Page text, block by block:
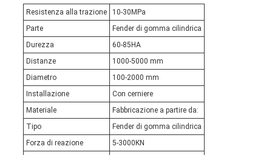
Resistenza alla trazione
10-30MPa
Parte
Fender di gomma cilindrica
Durezza
60-85HA
Distanze
1000-5000 mm
Diametro
100-2000 mm
Installazione
Con cerniere
Materiale
Fabbricazione a partire da:
Tipo
Fender di gomma cilindrica
Forza di reazione
5-3000KN